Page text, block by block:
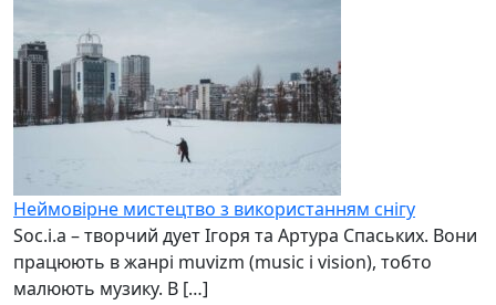
Неймовірне мистецтво з використанням снігу
Soc.i.a – творчий дует Ігоря та Артура Спаських. Вони
працюють в жанрі muvizm (music і vision), тобто
малюють музику. В […]